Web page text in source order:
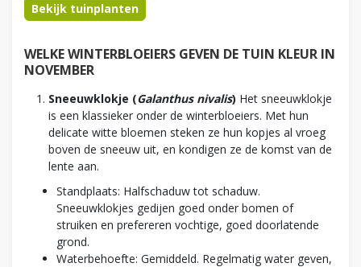
Bekijk tuinplanten
WELKE WINTERBLOEIERS GEVEN DE TUIN KLEUR IN
NOVEMBER
Sneeuwklokje (Galanthus nivalis) Het sneeuwklokje
is een klassieker onder de winterbloeiers. Met hun
delicate witte bloemen steken ze hun kopjes al vroeg
boven de sneeuw uit, en kondigen ze de komst van de
lente aan.
Standplaats: Halfschaduw tot schaduw.
Sneeuwklokjes gedijen goed onder bomen of
struiken en prefereren vochtige, goed doorlatende
grond.
Waterbehoefte: Gemiddeld. Regelmatig water geven,